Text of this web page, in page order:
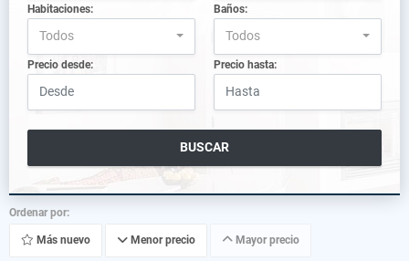
Habitaciones:
Todos
Baños:
Todos
Precio desde: Precio hasta:
BUSCAR
Ordenar por:
Más nuevo Menor precio Mayor precio